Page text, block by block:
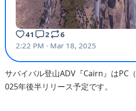
サバイバル登山ADV『Cairn』はPC（
025年後半リリース予定です。